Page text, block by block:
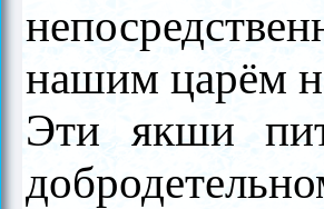
нашим царём
Эти якши